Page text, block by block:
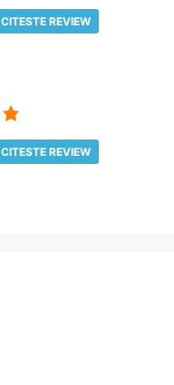
CITESTE REVIEW
CITESTE REVIEW